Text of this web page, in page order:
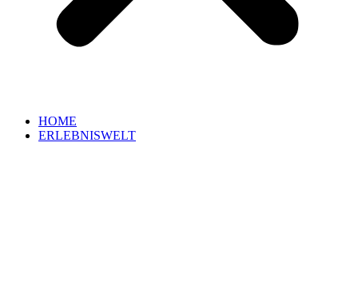
HOME
ERLEBNISWELT